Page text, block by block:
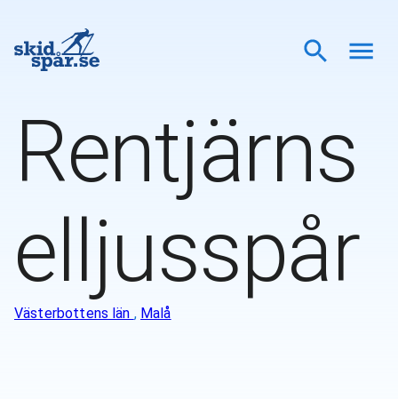
Rentjärns
elljusspår
Västerbottens län , Malå